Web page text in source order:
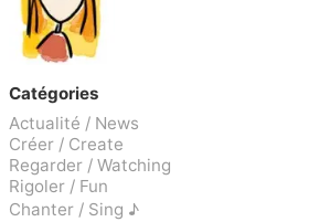
Catégories
Actualité / News
Créer / Create
Regarder / Watching
Rigoler / Fun
Chanter / Sing ♪